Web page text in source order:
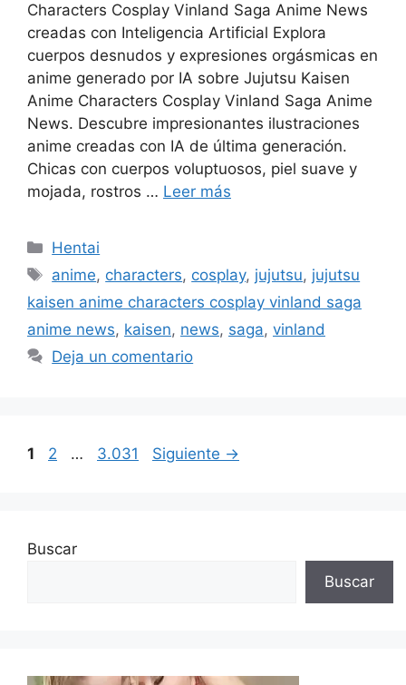
Characters Cosplay Vinland Saga Anime News
creadas con Inteligencia Artificial Explora
cuerpos desnudos y expresiones orgásmicas en
anime generado por IA sobre Jujutsu Kaisen
Anime Characters Cosplay Vinland Saga Anime
News. Descubre impresionantes ilustraciones
anime creadas con IA de última generación.
Chicas con cuerpos voluptuosos, piel suave y
mojada, rostros … Leer más
Categorías
Hentai
Etiquetas
anime, characters, cosplay, jujutsu, jujutsu
kaisen anime characters cosplay vinland saga
anime news, kaisen, news, saga, vinland
Deja un comentario
Página
1 Página
2 … Página
3.031 Siguiente →
Buscar
Buscar